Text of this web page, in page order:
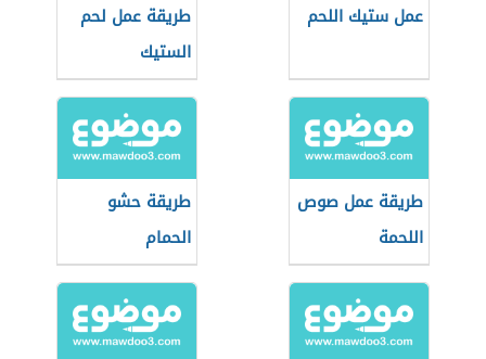
عمل ستيك اللحم
طريقة عمل لحم
الستيك
طريقة عمل صوص
اللحمة
طريقة حشو
الحمام